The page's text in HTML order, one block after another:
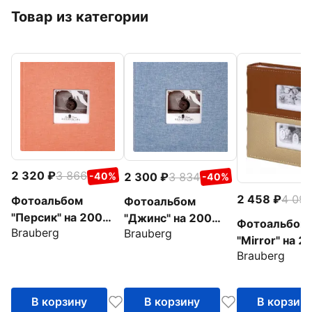
Товар из категории
2 320 3 866 -40%
Фотоальбом
"Персик" на 200
фото, персиковый
Brauberg
В корзину
2 300 3 834 -40%
Фотоальбом
"Джинс" на 200
фото, ткань
Brauberg
В корзину
2 458
4 096
Фотоальбом
"Mirror" на
фото
Brauberg
В корзину